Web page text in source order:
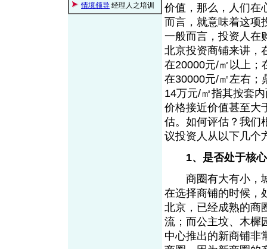
情境领导 经理人之培训
价值，那么，人们在
而言，就意味着这项
一般而言，投资人在
北京投资商铺来讲，
在20000元/㎡以上；
在30000元/㎡左右；
14万元/㎡指其按套
价格接近价值甚至大
估。如何评估？我们
议投资人从以下几个
1、是否处于核
商圈有大有小，城
在选择商铺的时候，
北京，已经成熟的商
流；而公主坟、木樨
中心推出的新商铺非